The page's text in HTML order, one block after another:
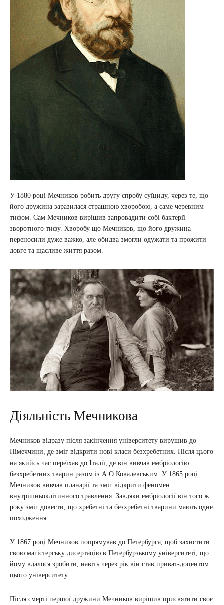
У 1880 році Мечников робить другу спробу суїциду, через те, що
його дружина заразилася страшною хворобою, а саме черевним
тифом. Сам Мечников вирішив запровадити собі бактерії
зворотного тифу. Хворобу що Мечников, що його дружина
переносили дуже важко, але обидва змогли одужати та прожити
довге та щасливе життя разом.
Діяльність Мечникова
Мечников відразу після закінчення університету вирушив до
Німеччини, де зміг відкрити нові класи безхребетних. Після цього
на якийсь час переїхав до Італії, де він вивчав ембріологію
безхребетних тварин разом із А.О.Ковалевським. У 1865 році
Мечников вивчав планарії та зміг відкрити феномен
внутрішньоклітинного травлення. Завдяки ембріології він того ж
року зміг довести, що хребетні та безхребетні тварини мають одне
походження.
У 1867 році Мечников попрямував до Петербурга, щоб захистити
свою магістерську дисертацію в Петербурзькому університеті, що
йому вдалося зробити, навіть через рік він став приват-доцентом
цього університету.
Після смерті першої дружини Мечников вирішив присвятити своє